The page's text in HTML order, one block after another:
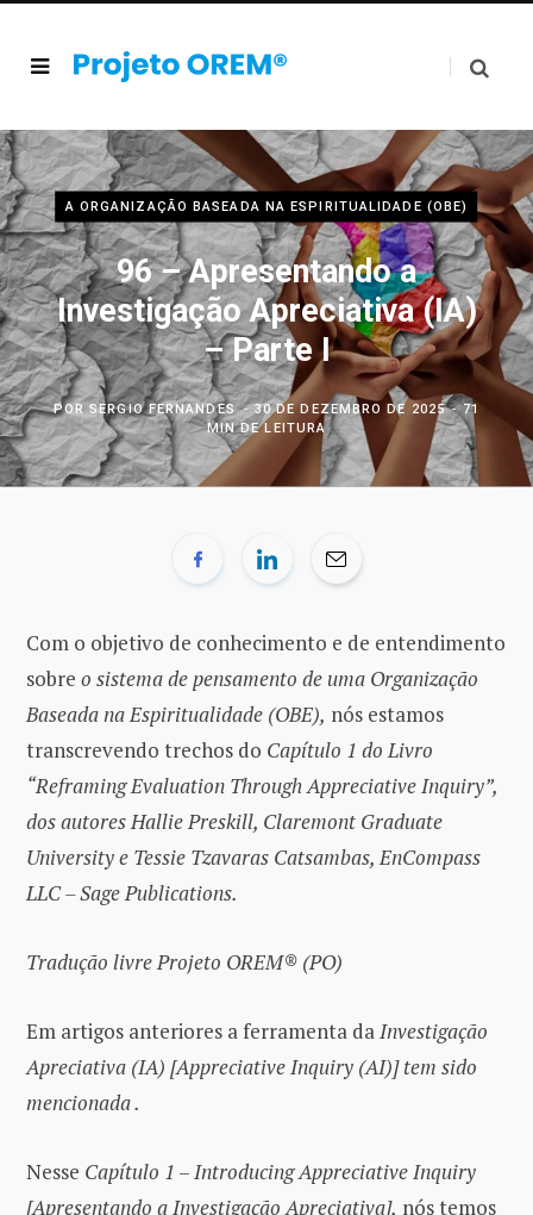
A ORGANIZAÇÃO BASEADA NA ESPIRITUALIDADE (OBE)
96 – Apresentando a
Investigação Apreciativa (IA)
– Parte I
PORSERGIO FERNANDES 30 DE DEZEMBRO DE 2025
71
MIN DE LEITURA
Com o objetivo de conhecimento e de entendimento
sobre o sistema de pensamento de uma Organização
Baseada na Espiritualidade (OBE), nós estamos
transcrevendo trechos do Capítulo 1 do Livro
“Reframing Evaluation Through Appreciative Inquiry”,
dos autores Hallie Preskill, Claremont Graduate
University e Tessie Tzavaras Catsambas, EnCompass
LLC – Sage Publications.
Tradução livre Projeto OREM® (PO)
Em artigos anteriores a ferramenta daInvestigação
Apreciativa (IA) [Appreciative Inquiry (AI)] tem sido
mencionada .
Nesse Capítulo 1 –Introducing Appreciative Inquiry
[Apresentando a Investigação Apreciativa], nós temos